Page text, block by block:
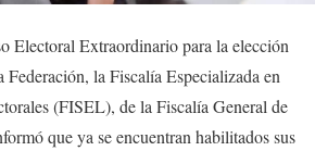
Electoral Extraordinario para la elección
la Fiscalía Especializada en
(FISEL), de la Fiscalía General de
que ya se encuentran habilitados sus